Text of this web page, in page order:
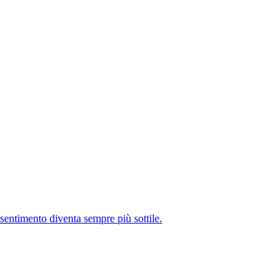
diventa sempre più sottile.